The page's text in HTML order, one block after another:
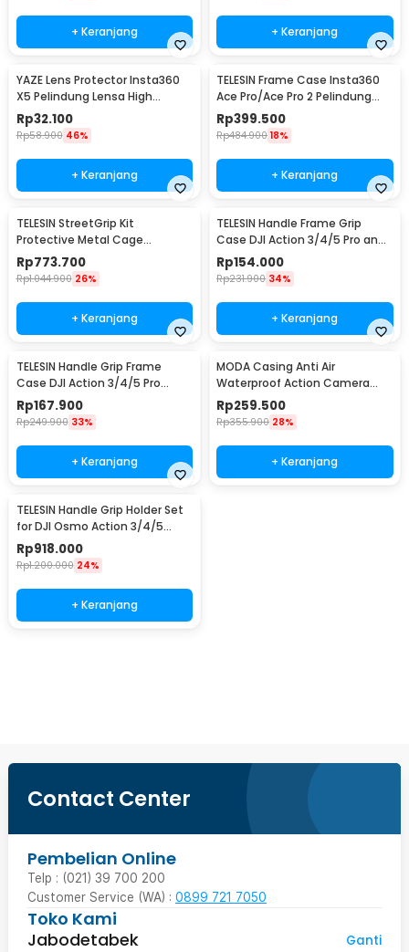
+ Keranjang + Keranjang
YAZE Lens Protector Insta360
X5 Pelindung Lensa High
Transparency - I3X5L
Rp32.100
Rp58.900 46%
+ Keranjang
TELESIN Frame Case Insta360
Ace Pro/Ace Pro 2 Pelindung
Kamera - S6-FMS-32-TIS
Rp399.500
Rp484.900 18%
+ Keranjang
TELESIN StreetGrip Kit
Protective Metal Cage
Insta360 Ace Pro / Pro 2 - S6-
FMS-31-TIS
Rp773.700
Rp1.044.900 26%
+ Keranjang
TELESIN Handle Frame Grip
Case DJI Action 3/4/5 Pro and
DJI Metal Cage - S6-FMS-24-
TDJ
Rp154.000
Rp231.900 34%
+ Keranjang
TELESIN Handle Grip Frame
Case DJI Action 3/4/5 Pro
Pelindung Kamera - S6-FMS-
23-TDJ
Rp167.900
Rp249.900 33%
+ Keranjang
MODA Casing Anti Air
Waterproof Action Camera
Case for Insta360 X3 45M -
DV4
Rp259.500
Rp355.900 28%
+ Keranjang
TELESIN Handle Grip Holder Set
for DJI Osmo Action 3/4/5
Metal Cage - S6-FMS-22-TDJ
Rp918.000
Rp1.200.000 24%
+ Keranjang
Contact Center
Pembelian Online
Telp : (021) 39 700 200
Customer Service (WA) : 0899 721 7050
Toko Kami
Jabodetabek
Ganti